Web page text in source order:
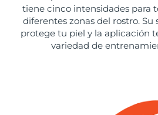
tiene cinco intensidades para
diferentes zonas del rostro.
protege tu piel y la aplicación
variedad de